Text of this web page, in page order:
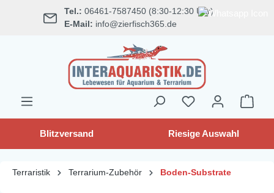
springen Tel.: 06461-7587450 (8:30-12:30 Uhr)
E-Mail: info@zierfisch365.de
Blitzversand Riesige Auswahl
Terraristik Terrarium-Zubehör Boden-Substrate